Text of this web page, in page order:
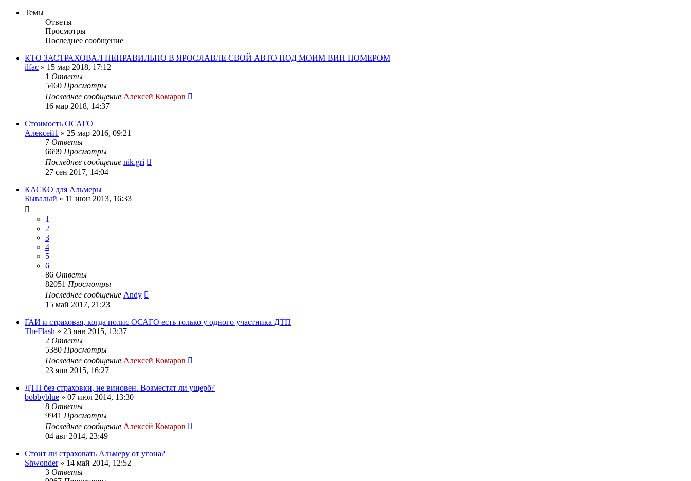
Темы
Ответы
Просмотры
Последнее сообщение
КТО ЗАСТРАХОВАЛ НЕПРАВИЛЬНО В ЯРОСЛАВЛЕ СВОЙ АВТО ПОД МОИМ ВИН НОМЕРОМ
ilfac » 15 мар 2018, 17:12
1 Ответы
5460 Просмотры
Последнее сообщение Алексей Комаров
16 мар 2018, 14:37
Стоимость ОСАГО
Алексей1 » 25 мар 2016, 09:21
7 Ответы
6699 Просмотры
Последнее сообщение nik.gri
27 сен 2017, 14:04
КАСКО для Альмеры
Бывалый » 11 июн 2013, 16:33
1
2
3
4
5
6
86 Ответы
82051 Просмотры
Последнее сообщение Andy
15 май 2017, 21:23
ГАИ и страховая, когда полис ОСАГО есть только у одного участника ДТП
TheFlash » 23 янв 2015, 13:37
2 Ответы
5380 Просмотры
Последнее сообщение Алексей Комаров
23 янв 2015, 16:27
ДТП без страховки, не виновен. Возместят ли ущерб?
bobbyblue » 07 июл 2014, 13:30
8 Ответы
9941 Просмотры
Последнее сообщение Алексей Комаров
04 авг 2014, 23:49
Стоит ли страховать Альмеру от угона?
Shwonder» 14 май 2014, 12:52
3 Ответы